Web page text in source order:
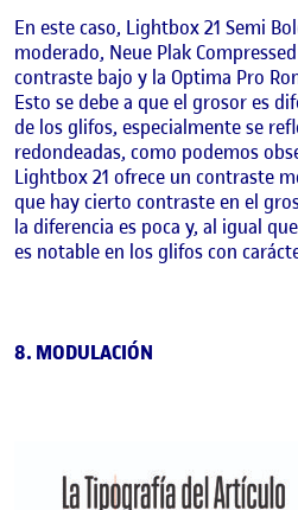
En este caso, Lightbox 21 Semi
moderado, Neue Plak
contraste bajo y la Optima Pro
Esto se debe a que el grosor es
de los glifos, especialmente se
redondeadas, como podemos
Lightbox 21 ofrece un contraste
que hay cierto contraste en el
la diferencia es poca y, al igual
es notable en los glifos con
8. MODULACIÓN